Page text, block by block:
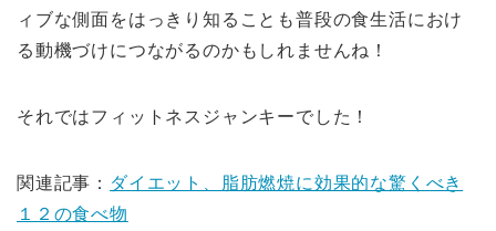
ィブな側面をはっきり知ることも普段の食生活におけ
る動機づけにつながるのかもしれませんね！
それではフィットネスジャンキーでした！
関連記事： ダイエット、脂肪燃焼に効果的な驚くべき
１２の食べ物